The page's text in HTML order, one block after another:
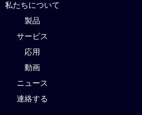
私たちについて
製品
サービス
応用
動画
ニュース
連絡する